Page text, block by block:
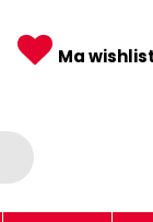
Ma wishlist